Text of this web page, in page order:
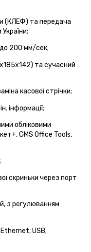
(КЛЕФ) та передача
до 200 мм/сек;
та сучасний
касової стрічки;
інформації;
обліковими
GMS Office Tools,
скриньки через порт
з регулюванням
USB;